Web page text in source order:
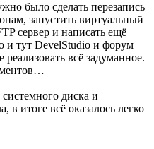
было сделать перезапись
запустить виртуальный
сервер и написать ещё
и тут DevelStudio и форум
всё задуманное.
диска и
в итоге всё оказалось легко